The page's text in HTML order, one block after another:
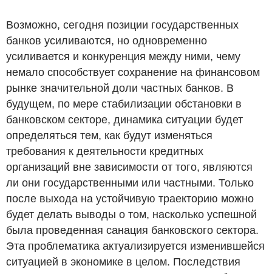
Возможно, сегодня позиции государственных
банков усиливаются, но одновременно
усиливается и конкуренция между ними, чему
немало способствует сохранение на финансовом
рынке значительной доли частных банков. В
будущем, по мере стабилизации обстановки в
банковском секторе, динамика ситуации будет
определяться тем, как будут изменяться
требования к деятельности кредитных
организаций вне зависимости от того, являются
ли они государственными или частными. Только
после выхода на устойчивую траекторию можно
будет делать выводы о том, насколько успешной
была проведенная санация банковского сектора.
Эта проблематика актуализируется изменившейся
ситуацией в экономике в целом. Последствия